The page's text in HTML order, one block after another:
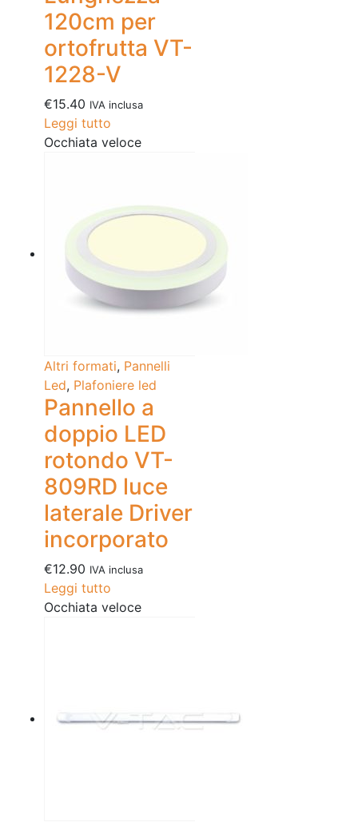
120cm per
ortofrutta VT-
1228-V
€15.40 IVA inclusa
Leggi tutto
Occhiata veloce
Altri formati, Pannelli
Led, Plafoniere led
Pannello a
doppio LED
rotondo VT-
809RD luce
laterale Driver
incorporato
€12.90 IVA inclusa
Leggi tutto
Occhiata veloce